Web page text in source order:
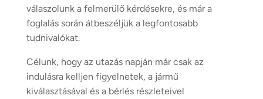
válaszolunk a felmerülő kérdésekre, és már a
foglalás során átbeszéljük a legfontosabb
tudnivalókat.
Célunk, hogy az utazás napján már csak az
indulásra kelljen figyelnetek, a jármű
kiválasztásával és a bérlés részleteivel